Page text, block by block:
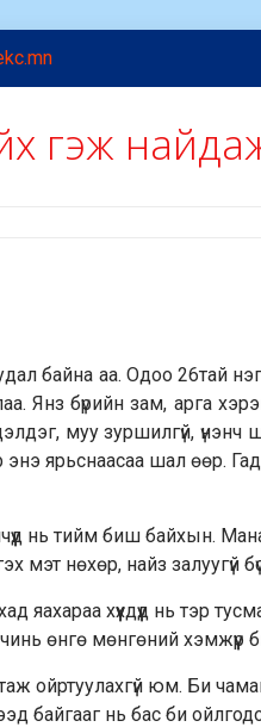
гэж
байна аа. Одоо 26тай
Янз бүрийн зам, арга
муу зуршилгүй,
энэ ярьснаасаа шал өөр.
нь тийм биш байхын.
нөхөр, найз залуугүй
яахараа хүүхдүүд нь тэр
чинь өнгө мөнгөний хэмжүүр
ойртуулахгүй юм. Би
байгааг нь бас би